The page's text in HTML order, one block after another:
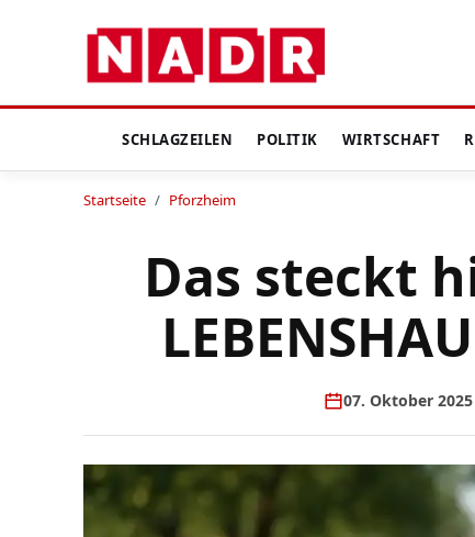
SCHLAGZEILEN POLITIK WIRTSCHAFT
Startseite / Pforzheim
Das steckt
07. Oktober 2025